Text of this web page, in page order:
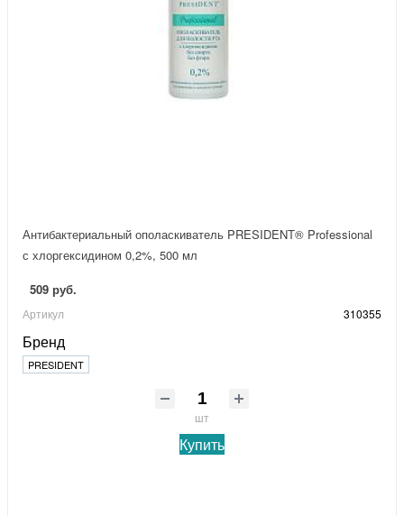
Антибактериальный ополаскиватель PRESIDENT® Professional
с хлоргексидином 0,2%, 500 мл
509 руб.
Артикул 310355
Бренд
PRESIDENT
шт
Купить